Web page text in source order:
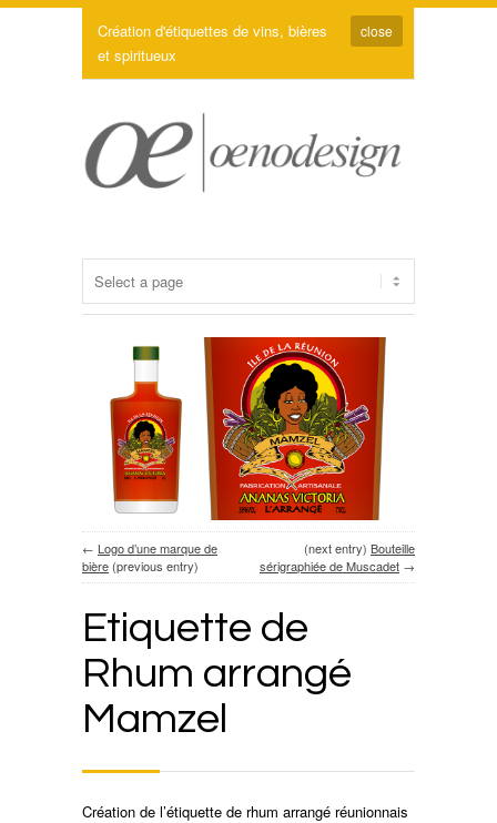
Création d'étiquettes de vins, bières
et spiritueux
close
← Logo d’une marque de
bière (previous entry)
(next entry) Bouteille
sérigraphiée de Muscadet →
Etiquette de
Rhum arrangé
Mamzel
Création de l’étiquette de rhum arrangé réunionnais